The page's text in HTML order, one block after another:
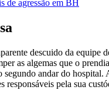
de agressão em BH
descuido da equipe
as algemas que o
segundo andar do hospital.
responsáveis pela sua